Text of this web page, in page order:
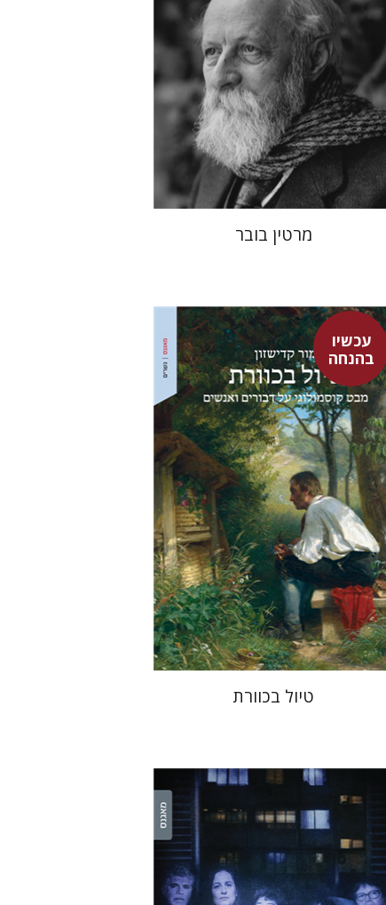
הנחת אתר ספר מודפס
$35
$32
מרטין בובר
עכשיו
בהנחהמור קדישזון
עכשיו בהנחה
$46
$34
טיול בכוורת
אורנה לביא-פלינט